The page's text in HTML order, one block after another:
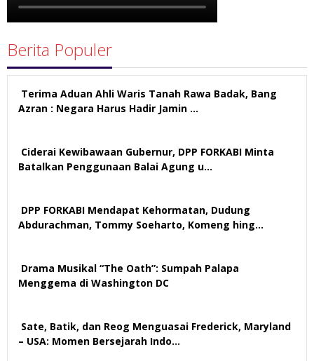
Berita Populer
Terima Aduan Ahli Waris Tanah Rawa Badak, Bang
Azran : Negara Harus Hadir Jamin …
Ciderai Kewibawaan Gubernur, DPP FORKABI Minta
Batalkan Penggunaan Balai Agung u…
DPP FORKABI Mendapat Kehormatan, Dudung
Abdurachman, Tommy Soeharto, Komeng hing…
Drama Musikal “The Oath”: Sumpah Palapa
Menggema di Washington DC
Sate, Batik, dan Reog Menguasai Frederick, Maryland
– USA: Momen Bersejarah Indo…